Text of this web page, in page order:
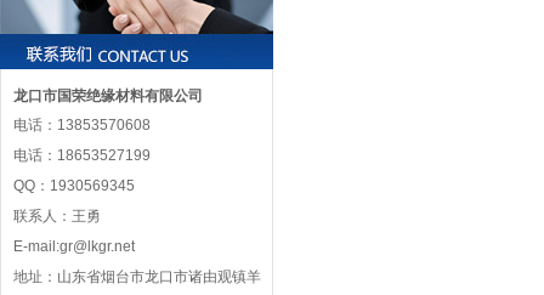
龙口市国荣绝缘材料有限公司
电话：13853570608
电话：18653527199
QQ：1930569345
联系人：王勇
E-mail:gr@lkgr.net
地址：山东省烟台市龙口市诸由观镇羊